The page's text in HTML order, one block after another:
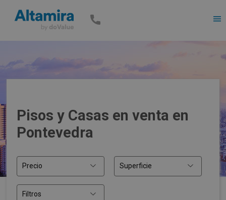
Pisos y Casas en venta en
Pontevedra
Precio Superficie
Filtros